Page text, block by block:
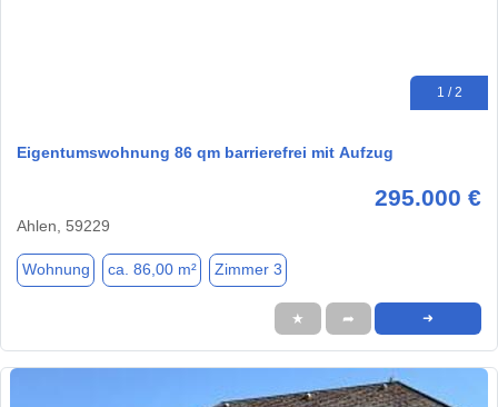
1 / 2
Eigentumswohnung 86 qm barrierefrei mit Aufzug
295.000 €
Ahlen, 59229
Wohnung ca. 86,00 m² Zimmer 3
★ ➦ ➜